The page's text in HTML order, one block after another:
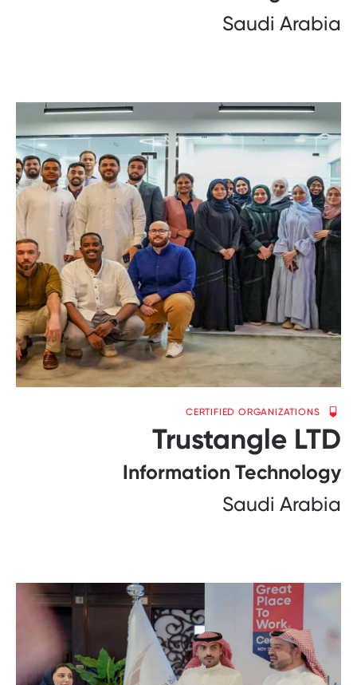
Saudi Arabia
CERTIFIED ORGANIZATIONS
Trustangle LTD
Information Technology
Saudi Arabia